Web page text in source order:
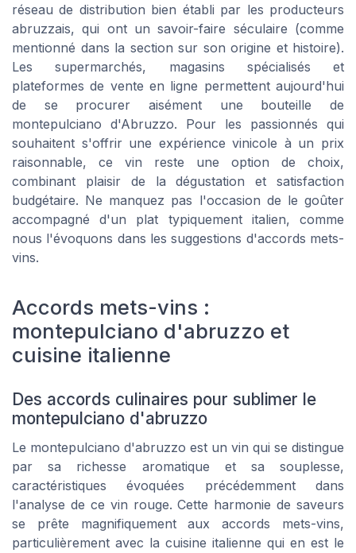
réseau de distribution bien établi par les producteurs
abruzzais, qui ont un savoir-faire séculaire (comme
mentionné dans la section sur son origine et histoire).
Les supermarchés, magasins spécialisés et
plateformes de vente en ligne permettent aujourd'hui
de se procurer aisément une bouteille de
montepulciano d'Abruzzo. Pour les passionnés qui
souhaitent s'offrir une expérience vinicole à un prix
raisonnable, ce vin reste une option de choix,
combinant plaisir de la dégustation et satisfaction
budgétaire. Ne manquez pas l'occasion de le goûter
accompagné d'un plat typiquement italien, comme
nous l'évoquons dans les suggestions d'accords mets-
vins.
Accords mets-vins :
montepulciano d'abruzzo et
cuisine italienne
Des accords culinaires pour sublimer le
montepulciano d'abruzzo
Le montepulciano d'abruzzo est un vin qui se distingue
par sa richesse aromatique et sa souplesse,
caractéristiques évoquées précédemment dans
l'analyse de ce vin rouge. Cette harmonie de saveurs
se prête magnifiquement aux accords mets-vins,
particulièrement avec la cuisine italienne qui en est le